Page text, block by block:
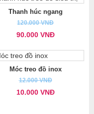
Thanh húc ngang
120.000 VNĐ
90.000 VNĐ
Móc treo đồ inox
12.000 VNĐ
10.000 VNĐ